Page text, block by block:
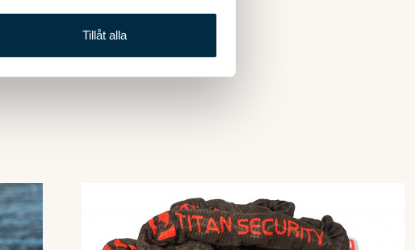
annan information från din enhet
i sin tur kombinera informationen
Tillåt alla
Tillfälligt slut